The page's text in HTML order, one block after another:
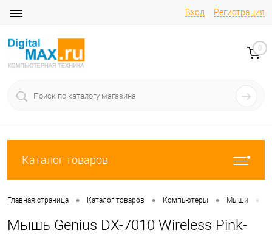
Вход Регистрация
0
Каталог товаров
Главная страница • Каталог товаров • Компьютеры • Мыши •
Мышь Genius DX-7010 Wireless Pink-